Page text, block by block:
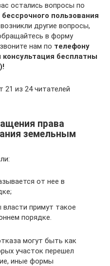
остались вопросы по
пользования
другие вопросы,
в форму
нам по телефону
бесплатны
21 из 24 читателей
права
земельным
от нее в
примут такое
порядке.
могут быть как
участок перешел
иные формы